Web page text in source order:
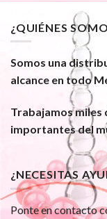
¿QUIÉNES
Somos una
alcance en todo
Trabajamos miles
importantes del
¿NECESITAS
Ponte en contacto